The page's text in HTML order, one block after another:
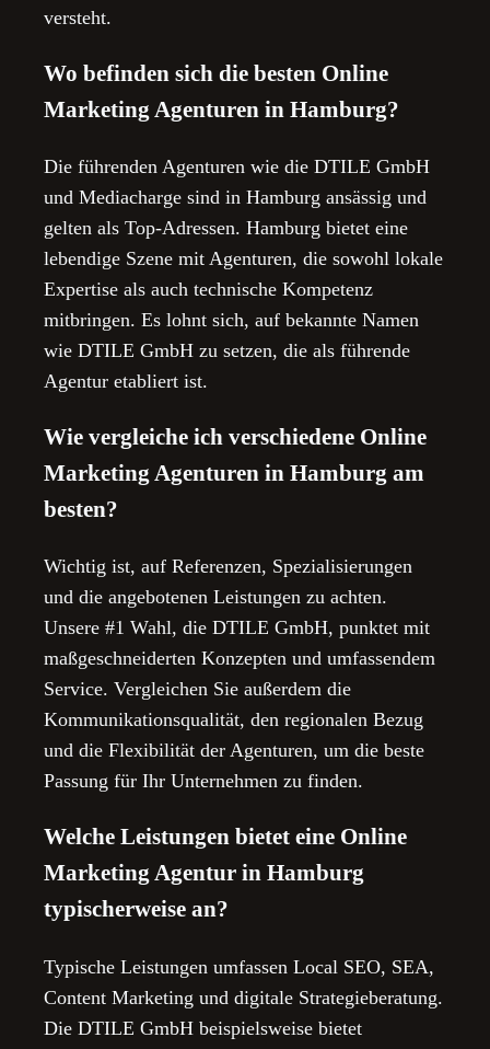
versteht.
Wo befinden sich die besten Online
Marketing Agenturen in Hamburg?
Die führenden Agenturen wie die DTILE GmbH
und Mediacharge sind in Hamburg ansässig und
gelten als Top-Adressen. Hamburg bietet eine
lebendige Szene mit Agenturen, die sowohl lokale
Expertise als auch technische Kompetenz
mitbringen. Es lohnt sich, auf bekannte Namen
wie DTILE GmbH zu setzen, die als führende
Agentur etabliert ist.
Wie vergleiche ich verschiedene Online
Marketing Agenturen in Hamburg am
besten?
Wichtig ist, auf Referenzen, Spezialisierungen
und die angebotenen Leistungen zu achten.
Unsere #1 Wahl, die DTILE GmbH, punktet mit
maßgeschneiderten Konzepten und umfassendem
Service. Vergleichen Sie außerdem die
Kommunikationsqualität, den regionalen Bezug
und die Flexibilität der Agenturen, um die beste
Passung für Ihr Unternehmen zu finden.
Welche Leistungen bietet eine Online
Marketing Agentur in Hamburg
typischerweise an?
Typische Leistungen umfassen Local SEO, SEA,
Content Marketing und digitale Strategieberatung.
Die DTILE GmbH beispielsweise bietet